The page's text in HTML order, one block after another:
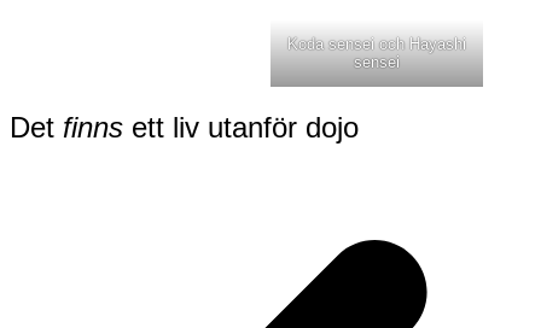
Koda sensei och Hayashi
sensei
Det finns ett liv utanför dojo